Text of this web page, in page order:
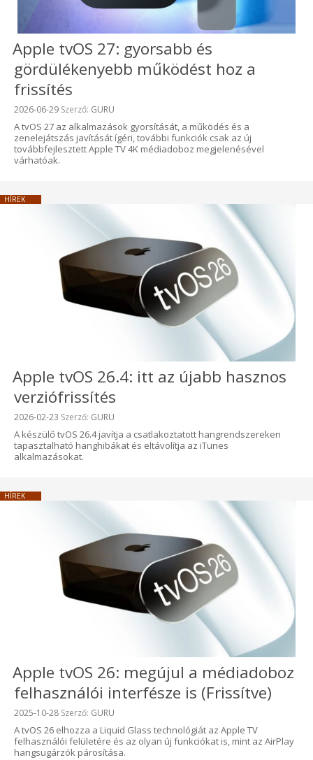
Apple tvOS 27: gyorsabb és
gördülékenyebb működést hoz a
frissítés
Beküldve:
2026-06-29 Szerző: GURU
A tvOS 27 az alkalmazások gyorsítását, a működés és a
zenelejátszás javítását ígéri, további funkciók csak az új
továbbfejlesztett Apple TV 4K médiadoboz megjelenésével
várhatóak.
HÍREK
Apple tvOS 26.4: itt az újabb hasznos
verziófrissítés
Beküldve:
2026-02-23 Szerző: GURU
A készülő tvOS 26.4 javítja a csatlakoztatott hangrendszereken
tapasztalható hanghibákat és eltávolítja az iTunes
alkalmazásokat.
HÍREK
Apple tvOS 26: megújul a médiadoboz
felhasználói interfésze is (Frissítve)
Beküldve:
2025-10-28 Szerző: GURU
A tvOS 26 elhozza a Liquid Glass technológiát az Apple TV
felhasználói felületére és az olyan új funkciókat is, mint az AirPlay
hangsugárzók párosítása.